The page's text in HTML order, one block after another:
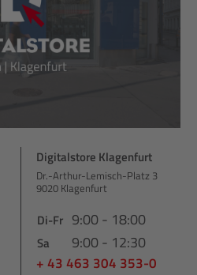
Digitalstore Klagenfurt
Dr.-Arthur-Lemisch-Platz 3
9020 Klagenfurt
Di-Fr 9:00 - 18:00
Sa 9:00 - 12:30
+ 43 463 304 353-0